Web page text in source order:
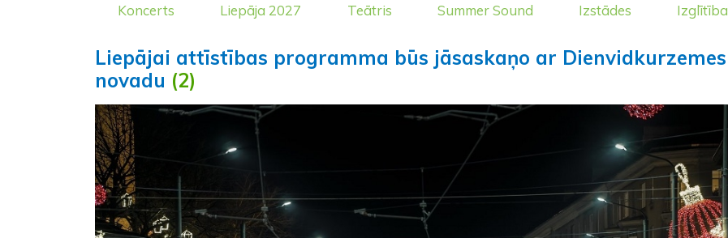
Koncerts Liepāja 2027 Teātris Summer Sound Izstādes Izglītība
Liepājai attīstības programma būs jāsaskaņo ar Dienvidkurzemes
novadu (2)